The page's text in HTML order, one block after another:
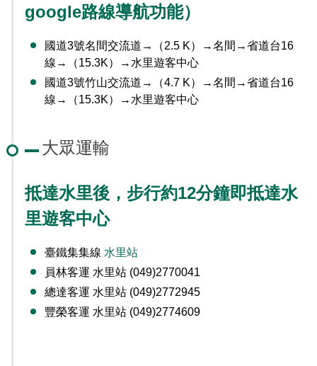
google路線導航功能）
國道3號名間交流道→（2.5 K）→名間→省道台16
線→（15.3K）→水里遊客中心
國道3號竹山交流道→（4.7 K）→名間→省道台16
線→（15.3K）→水里遊客中心
大眾運輸
抵達水里後，步行約12分鐘即抵達水
里遊客中心
臺鐵集集線 水里站
員林客運 水里站 (049)2770041
總達客運 水里站 (049)2772945
豐榮客運 水里站 (049)2774609